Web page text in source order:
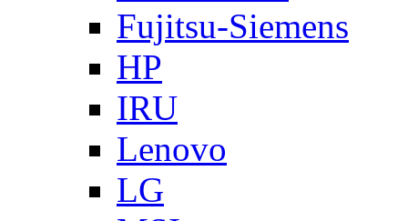
Fujitsu-Siemens
HP
IRU
Lenovo
LG